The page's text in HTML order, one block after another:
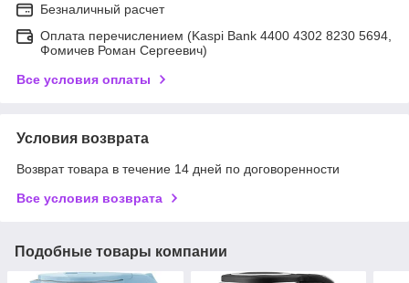
Безналичный расчет
Оплата перечислением (Kaspi Bank 4400 4302 8230 5694,
Фомичев Роман Сергеевич)
Все условия оплаты
Условия возврата
Возврат товара в течение 14 дней по договоренности
Все условия возврата
Подобные товары компании